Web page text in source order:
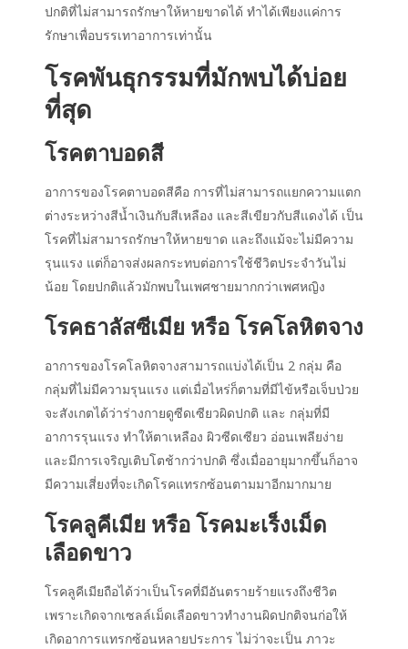
ปกติที่ไม่สามารถรักษาให้หายขาดได้ ทำได้เพียงแค่การ
รักษาเพื่อบรรเทาอาการเท่านั้น
โรคพันธุกรรมที่มักพบได้บ่อย
ที่สุด
โรคตาบอดสี
อาการของโรคตาบอดสีคือ การที่ไม่สามารถแยกความแตก
ต่างระหว่างสีน้ำเงินกับสีเหลือง และสีเขียวกับสีแดงได้ เป็น
โรคที่ไม่สามารถรักษาให้หายขาด และถึงแม้จะไม่มีความ
รุนแรง แต่ก็อาจส่งผลกระทบต่อการใช้ชีวิตประจำวันไม่
น้อย โดยปกติแล้วมักพบในเพศชายมากกว่าเพศหญิง
โรคธาลัสซีเมีย หรือ โรคโลหิตจาง
อาการของโรคโลหิตจางสามารถแบ่งได้เป็น 2 กลุ่ม คือ
กลุ่มที่ไม่มีความรุนแรง แต่เมื่อไหร่ก็ตามที่มีไข้หรือเจ็บป่วย
จะสังเกตได้ว่าร่างกายดูซีดเซียวผิดปกติ และ กลุ่มที่มี
อาการรุนแรง ทำให้ตาเหลือง ผิวซีดเซียว อ่อนเพลียง่าย
และมีการเจริญเติบโตช้ากว่าปกติ ซึ่งเมื่ออายุมากขึ้นก็อาจ
มีความเสี่ยงที่จะเกิดโรคแทรกซ้อนตามมาอีกมากมาย
โรคลูคีเมีย หรือ โรคมะเร็งเม็ด
เลือดขาว
โรคลูคีเมียถือได้ว่าเป็นโรคที่มีอันตรายร้ายแรงถึงชีวิต
เพราะเกิดจากเซลล์เม็ดเลือดขาวทำงานผิดปกติจนก่อให้
เกิดอาการแทรกซ้อนหลายประการ ไม่ว่าจะเป็น ภาวะ